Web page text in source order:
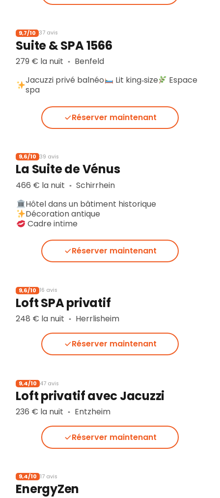
9,7/10 37 avis
Suite & SPA 1566
279 € la nuit ▪︎ Benfeld
Jacuzzi privé balnéo
Lit king‑size
Espace
spa
Réserver maintenant
9,6/10 39 avis
La Suite de Vénus
466 € la nuit ▪︎ Schirrhein
Hôtel dans un bâtiment historique
Décoration antique
Cadre intime
Réserver maintenant
9,6/10 16 avis
Loft SPA privatif
248 € la nuit ▪︎ Herrlisheim
Réserver maintenant
9,4/10 47 avis
Loft privatif avec Jacuzzi
236 € la nuit ▪︎ Entzheim
Réserver maintenant
9,4/10 17 avis
EnergyZen